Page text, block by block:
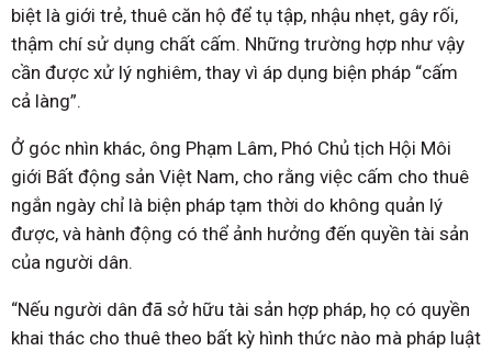
biệt là giới trẻ, thuê căn hộ để tụ tập, nhậu nhẹt, gây rối,
thậm chí sử dụng chất cấm. Những trường hợp như vậy
cần được xử lý nghiêm, thay vì áp dụng biện pháp “cấm
cả làng”.
Ở góc nhìn khác, ông Phạm Lâm, Phó Chủ tịch Hội Môi
giới Bất động sản Việt Nam, cho rằng việc cấm cho thuê
ngắn ngày chỉ là biện pháp tạm thời do không quản lý
được, và hành động có thể ảnh hưởng đến quyền tài sản
của người dân.
“Nếu người dân đã sở hữu tài sản hợp pháp, họ có quyền
khai thác cho thuê theo bất kỳ hình thức nào mà pháp luật